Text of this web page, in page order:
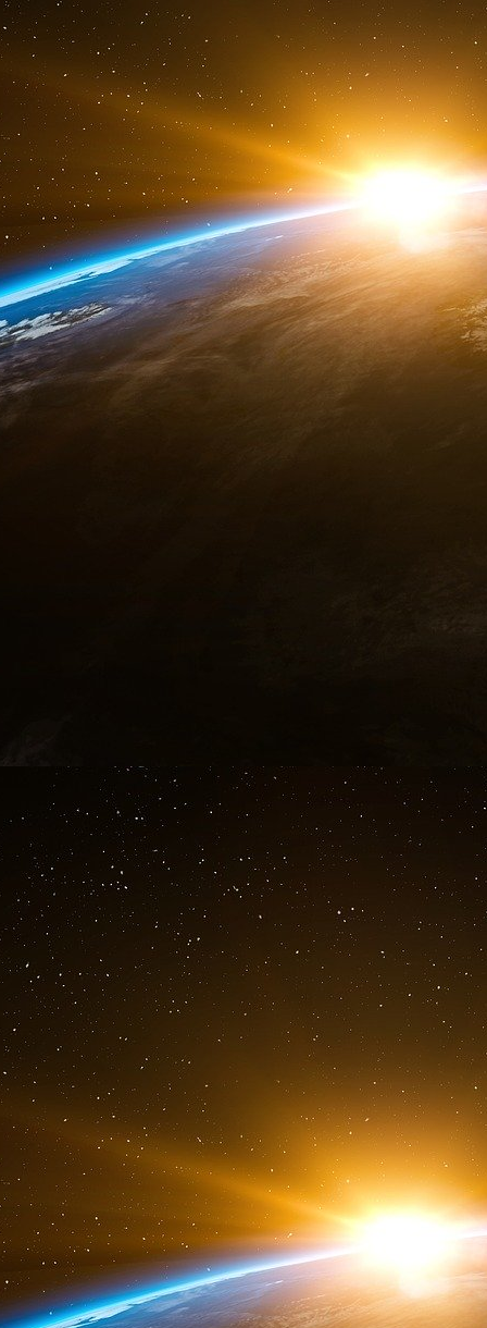
Par exemple, imaginez à nouveau que
travaillant cette fois-ci sur un gros
alimentaire et autres comportements de
corrélations : l’augmentation des maladies
alimentaires plus gras (corrélation positive),
avec la baisse des maladies cardiaques
sont très marquées, et on les juge fiables.
Dans le cas de données médicales, la
effet sous-jacent, mais sans étude
avoir trouvé ces corrélations, nous élaborons
dont l’organisme absorbe les graisses, et
un mécanisme via lequel une consommation
spécifique sur le cœur. On pourrait également
élaborer une expérimentation randomisée et
inhibe le stockage des graisses, et donc
à toutes les données dont on a besoin pour
les variables. Mais il existe quelques
les mécanismes entre différentes
contrôlée, on peut essayer d’associer
aléatoirement un traitement ou une
Le principe de randomisation est essentiel
contexte peut modifier ce que nous
statistiques.
Reprenons le premier exemple précédent
et cancer de la peau. Imaginons que nous
gros échantillon de personnes à
niveaux d’activité physique chaque
rassemble également les taux de cancer de
ensemble de données conçu
physique et cancer de la peau ! Parce que
dans l’expérimentation via la répartition
reliée à d’autres variables qui pourraient
que tous les autres aspects de l’étude
comme nos données sont issues d’un plan
entre activité physique et cancer de la
causalité.